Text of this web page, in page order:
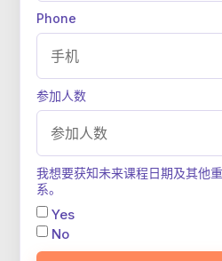
Phone
参加人数
我想要获知未来课程日期及其他
系。
Yes
No